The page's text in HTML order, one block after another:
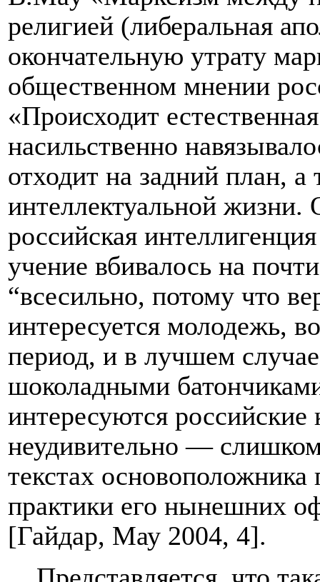
религией (либеральная
окончательную утрату
общественном мнении
«Происходит
насильственно
отходит на задний план, а
интеллектуальной жизни.
российская
учение вбивалось на
“всесильно, потому что
интересуется молодежь,
период, и в лучшем
шоколадными
интересуются
неудивительно —
текстах
практики его нынешних
[Гайдар, Мау 2004, 4].